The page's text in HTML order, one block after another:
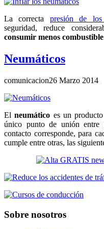
La correcta presión de los
seguridad, reduce
consumir menos combustible
Neumáticos
comunicacion26 Marzo 2014
Elneumático es un
único punto de unión
contacto corresponde, para
cumple entre otras, las
Sobre nosotros